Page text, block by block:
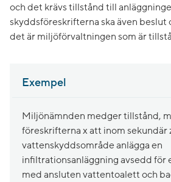
och det krävs tillstånd till
skyddsföreskrifterna ska även beslut
det är miljöförvaltningen som är
Exempel
Miljönämnden medger tillstånd,
föreskrifterna x att inom sekundär
vattenskyddsområde anlägga en
infiltrationsanläggning avsedd för
med ansluten vattentoalett och